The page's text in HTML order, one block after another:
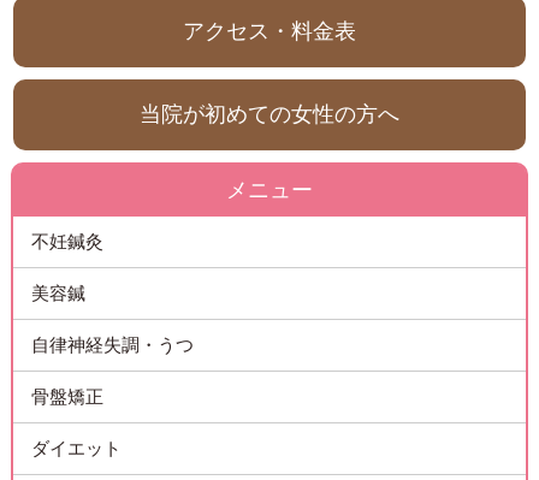
アクセス・料金表
当院が初めての女性の方へ
メニュー
不妊鍼灸
美容鍼
自律神経失調・うつ
骨盤矯正
ダイエット